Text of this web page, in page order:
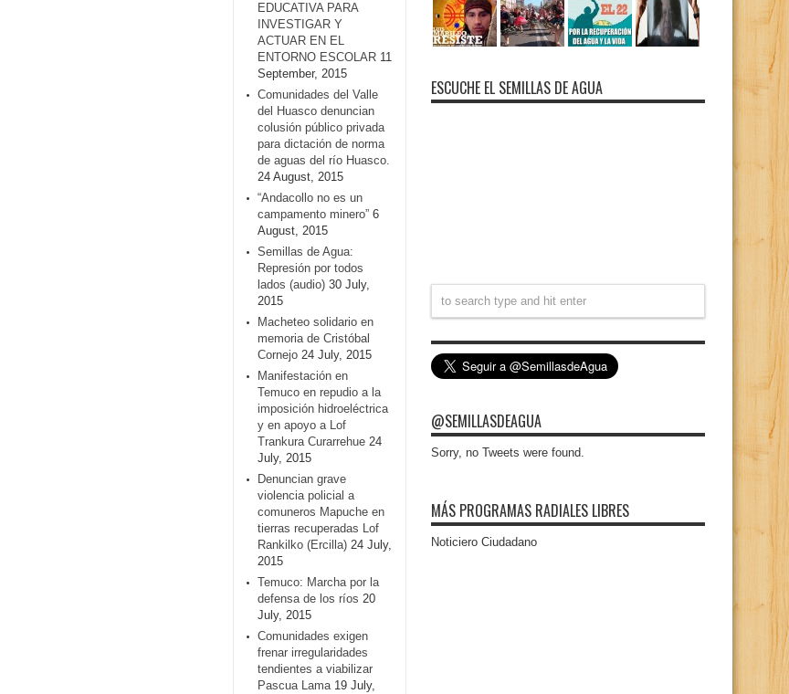
EDUCATIVA PARA
INVESTIGAR Y
ACTUAR EN EL
ENTORNO ESCOLAR 11
September, 2015
Comunidades del Valle
del Huasco denuncian
colusión público privada
para dictación de norma
de aguas del río Huasco.
24 August, 2015
“Andacollo no es un
campamento minero” 6
August, 2015
Semillas de Agua:
Represión por todos
lados (audio) 30 July,
2015
Macheteo solidario en
memoria de Cristóbal
Cornejo 24 July, 2015
Manifestación en
Temuco en repudio a la
imposición hidroeléctrica
y en apoyo a Lof
Trankura Curarrehue 24
July, 2015
Denuncian grave
violencia policial a
comuneros Mapuche en
tierras recuperadas Lof
Rankilko (Ercilla) 24 July,
2015
Temuco: Marcha por la
defensa de los ríos 20
July, 2015
Comunidades exigen
frenar irregularidades
tendientes a viabilizar
Pascua Lama 19 July,
ESCUCHE EL SEMILLAS DE AGUA
@SEMILLASDEAGUA
Sorry, no Tweets were found.
MÁS PROGRAMAS RADIALES LIBRES
Noticiero Ciudadano